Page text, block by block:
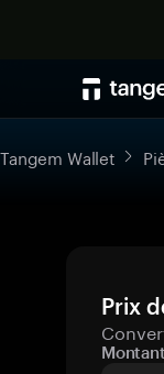
Tangem Wallet
Prix